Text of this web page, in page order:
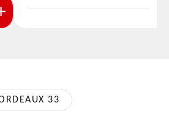
VOIR PLUS
33